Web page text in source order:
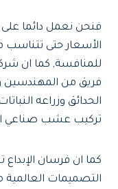
فنحن نعمل دائما
الأسعار حتى تتناسب
للمنافسة, كما ان
فريق من المهندسين
الحدائق وزراعه
تركيب عشب صناعي
كما ان فرسان
التصميمات العالمية